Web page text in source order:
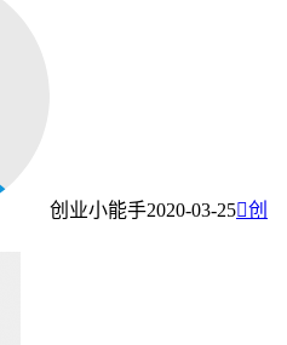
创业小能手2020-03-25创